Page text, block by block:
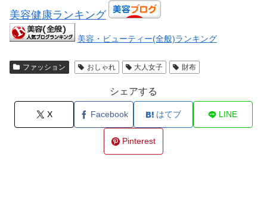
美容健康ランキング
美容・ビューティー(全般)ランキング
ファッション おしゃれ 大人女子 財布
シェアする
X Facebook はてブ LINE
Pinterest